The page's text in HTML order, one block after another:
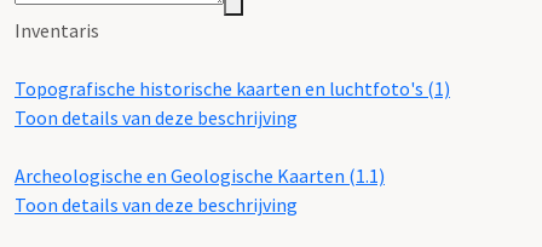
Inventaris
Topografische historische kaarten en luchtfoto's (1)
Toon details van deze beschrijving
Archeologische en Geologische Kaarten (1.1)
Toon details van deze beschrijving